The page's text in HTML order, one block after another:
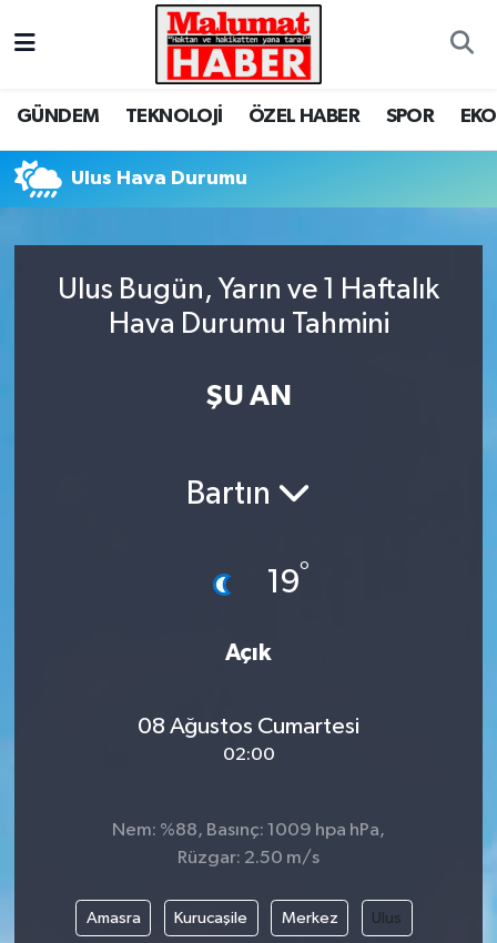
GÜNDEM TEKNOLOJİ ÖZEL HABER SPOR
Ulus Hava Durumu
Ulus Bugün, Yarın ve 1 Haftalık
Hava Durumu Tahmini
ŞU AN
Bartın
19°
Açık
08 Ağustos Cumartesi
02:00
Nem: %88, Basınç: 1009 hpa hPa,
Rüzgar: 2.50 m/s
Amasra Kurucaşile Merkez Ulus
Nöbetçi Eczaneler
Tüm Manşetler